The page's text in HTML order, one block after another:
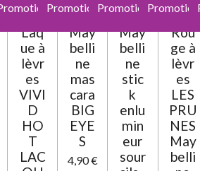
:
Laq
ue à
lèvr
es
VIVI
D
HO
T
LAC
Promotion
May
belli
ne
mas
cara
BIG
EYE
S
4,90 €
Promotion
May
belli
ne
stic
k
enlu
min
eur
sour
Promotion
Rou
ge à
lèvr
es
LES
PRU
NES
May
belli